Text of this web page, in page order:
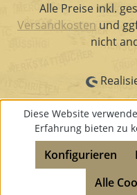
Alle Preise inkl.
Versandkosten und
nicht
Diese Website
Erfahrung bieten zu
Konfigurieren
Alle